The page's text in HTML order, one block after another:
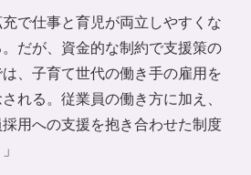
充で仕事と育児が両立しやすくな
だが、資金的な制約で支援策の
、子育て世代の働き手の雇用を
れる。従業員の働き方に加え、
用への支援を抱き合わせた制度